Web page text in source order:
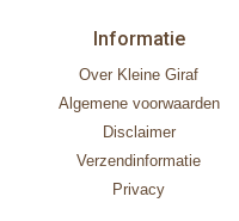
Informatie
Over Kleine Giraf
Algemene voorwaarden
Disclaimer
Verzendinformatie
Privacy